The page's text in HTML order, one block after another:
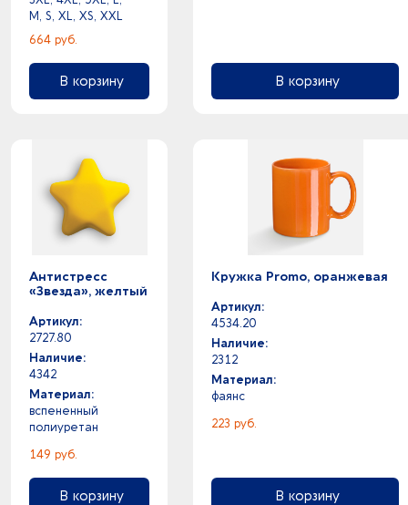
синий классический -
синий -
сиреневый -
темно-зеленый -
темно-серый - черный
темно-серый -
темно-синий -
фиолетовый - черный
фиолетовый -
фисташковый -
фуксия -
хаки -
черный металлик -
черный -
шоколад -
M, S, XL, XS, XXL
664 руб.
В корзину В корзину
Антистресс
«Звезда», желтый
Артикул:
2727.80
Наличие:
4342
Материал:
вспененный
полиуретан
149 руб.
В корзину
Кружка Promo, оранжевая
Артикул:
4534.20
Наличие:
2312
Материал:
фаянс
223 руб.
В корзину